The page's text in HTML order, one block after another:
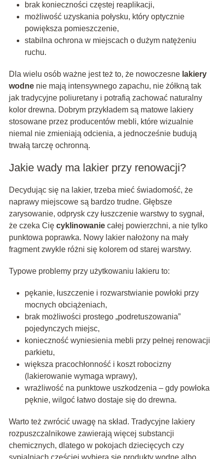
brak konieczności częstej reaplikacji,
możliwość uzyskania połysku, który optycznie
powiększa pomieszczenie,
stabilna ochrona w miejscach o dużym natężeniu
ruchu.
Dla wielu osób ważne jest też to, że nowoczesne lakiery
wodnenie mają intensywnego zapachu, nie żółkną tak
jak tradycyjne poliuretany i potrafią zachować naturalny
kolor drewna. Dobrym przykładem są matowe lakiery
stosowane przez producentów mebli, które wizualnie
niemal nie zmieniają odcienia, a jednocześnie budują
trwałą tarczę ochronną.
Jakie wady ma lakier przy renowacji?
Decydując się na lakier, trzeba mieć świadomość, że
naprawy miejscowe są bardzo trudne. Głębsze
zarysowanie, odprysk czy łuszczenie warstwy to sygnał,
że czeka Cię cyklinowaniecałej powierzchni, a nie tylko
punktowa poprawka. Nowy lakier nałożony na mały
fragment zwykle różni się kolorem od starej warstwy.
Typowe problemy przy użytkowaniu lakieru to:
pękanie, łuszczenie i rozwarstwianie powłoki przy
mocnych obciążeniach,
brak możliwości prostego „podretuszowania”
pojedynczych miejsc,
konieczność wyniesienia mebli przy pełnej renowacji
parkietu,
większa pracochłonność i koszt robocizny
(lakierowanie wymaga wprawy),
wrażliwość na punktowe uszkodzenia – gdy powłoka
pęknie, wilgoć łatwo dostaje się do drewna.
Warto też zwrócić uwagę na skład. Tradycyjne lakiery
rozpuszczalnikowe zawierają więcej substancji
chemicznych, dlatego w pokojach dziecięcych czy